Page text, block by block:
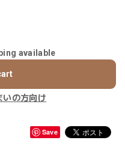
available
いの方向け
Save